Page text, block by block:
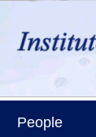
People